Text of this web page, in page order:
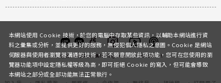
客服 討論區粉絲團InstagramYoutubePodcast
本網站使用 Cookie 技術，於您的電腦中存取某些資訊，以輔助本網站進行資
料之彙集或分析，並提供更好的服務，無侵犯個人隱私之意圖。Cookie 是網站
伺服器與使用者瀏覽器溝通的技術，若不願意開放此項功能，您可在您使用的瀏
覽器功能項中設定隱私權等級為高，即可拒絕 Cookie 的寫入，但可能會導致
本網站之部分或全部功能無法正常執行。